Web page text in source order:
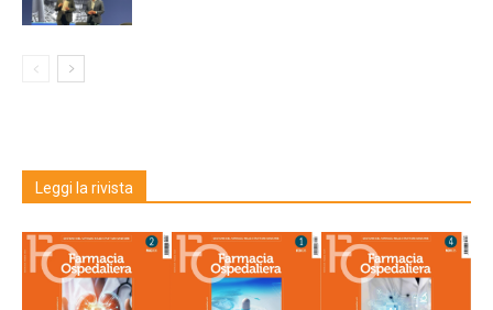
Leggi la rivista